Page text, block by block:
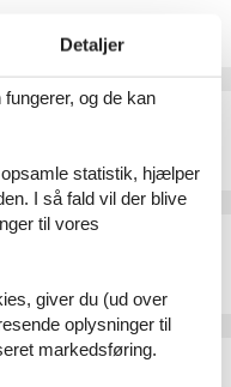
Strand
Detaljer
og de kan
statistik, hjælper
I så fald vil der blive
til vores
giver du (ud over
oplysninger til
markedsføring.